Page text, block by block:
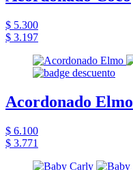
$ 5.300
$ 3.197
Acordonado Elmo
$ 6.100
$ 3.771